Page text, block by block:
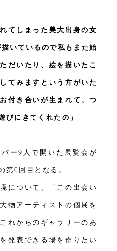
てしまった美大出身の女
いているので私もまた始
だいたり、絵を描いたこ
てみますという方がいた
付き合いが生まれて、つ
びにきてくれたの」
ー9人で開いた展覧会が
第0回目となる。
について、「この出会い
物アーティストの個展を
れからのギャラリーのあ
発表できる場を作りたい